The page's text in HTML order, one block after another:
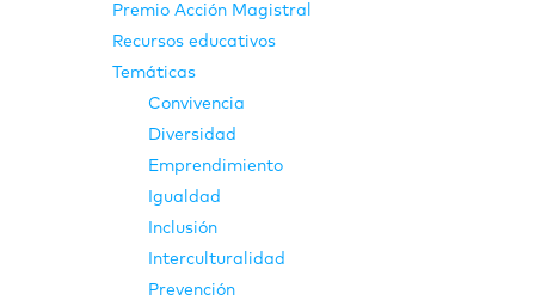
Premio Acción Magistral
Recursos educativos
Temáticas
Convivencia
Diversidad
Emprendimiento
Igualdad
Inclusión
Interculturalidad
Prevención